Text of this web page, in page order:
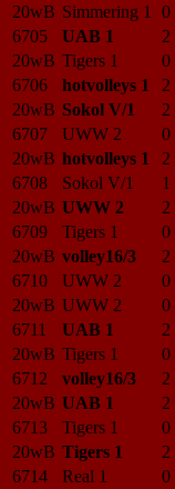
20wB Simmering 1 0
6705
UAB 1 2
20wB Tigers 1 0
6706
hotvolleys 1 2
20wB Sokol V/1 2
6707
UWW 2 0
20wB hotvolleys 1 2
6708
Sokol V/1 1
20wB UWW 2 2
6709
Tigers 1 0
20wB volley16/3 2
6710
UWW 2 0
20wB UWW 2 0
6711
UAB 1 2
20wB Tigers 1 0
6712
volley16/3 2
20wB UAB 1 2
6713
Tigers 1 0
20wB Tigers 1 2
6714
Real 1 0